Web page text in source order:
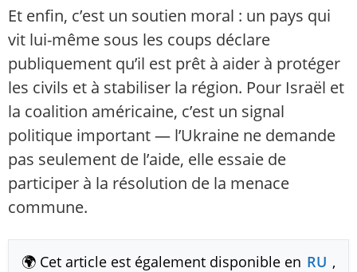
Et enfin, c’est un soutien moral : un pays qui
vit lui-même sous les coups déclare
publiquement qu’il est prêt à aider à protéger
les civils et à stabiliser la région. Pour Israël et
la coalition américaine, c’est un signal
politique important — l’Ukraine ne demande
pas seulement de l’aide, elle essaie de
participer à la résolution de la menace
commune.
🌍 Cet article est également disponible en RU ,